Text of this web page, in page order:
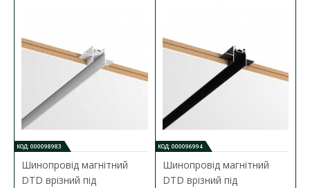
КОД: 000098983
Шинопровід магнітний
DTD врізний під
КОД: 000096994
Шинопровід магнітний
DTD врізний під